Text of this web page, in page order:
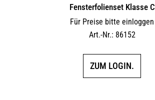
Fensterfolienset Klasse C
Für Preise bitte einloggen
Art.-Nr.: 86152
ZUM LOGIN.